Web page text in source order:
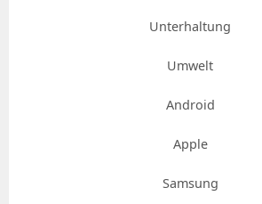
Unterhaltung
Umwelt
Android
Apple
Samsung